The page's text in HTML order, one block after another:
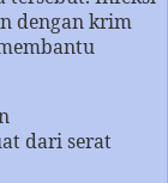
dengan krim
dari serat